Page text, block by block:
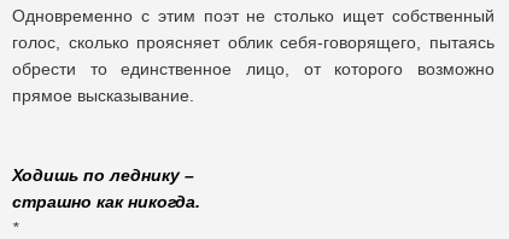
Одновременно с этим поэт не столько ищет собственный
голос, сколько проясняет облик себя-говорящего, пытаясь
обрести то единственное лицо, от которого возможно
прямое высказывание.
Ходишь по леднику –
страшно как никогда.
*